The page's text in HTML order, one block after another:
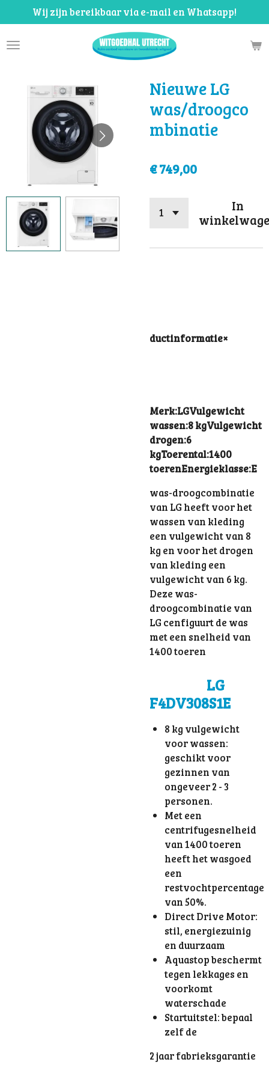
direct
naar
Wij zijn bereikbaar via e-mail en Whatsapp!
Nieuwe LG
was/droogco
mbinatie
€ 749,00
In
ductinformatie×
Merk:LGVulgewicht
wassen:8 kgVulgewicht
drogen:6
kgToerental:1400
toerenEnergieklasse:E
was-droogcombinatie
van LG heeft voor het
wassen van kleding
een vulgewicht van 8
kg en voor het drogen
van kleding een
vulgewicht van 6 kg.
Deze was-
droogcombinatie van
LG cenfiguurt de was
met een snelheid van
1400 toeren
LG
F4DV308S1E
8 kg vulgewicht
voor wassen:
geschikt voor
gezinnen van
ongeveer 2 - 3
personen.
Met een
centrifugesnelheid
van 1400 toeren
heeft het wasgoed
een
restvochtpercentage
van 50%.
Direct Drive Motor:
stil, energiezuinig
en duurzaam
Aquastop beschermt
tegen lekkages en
voorkomt
waterschade
Startuitstel: bepaal
zelf de
2 jaar fabrieksgarantie